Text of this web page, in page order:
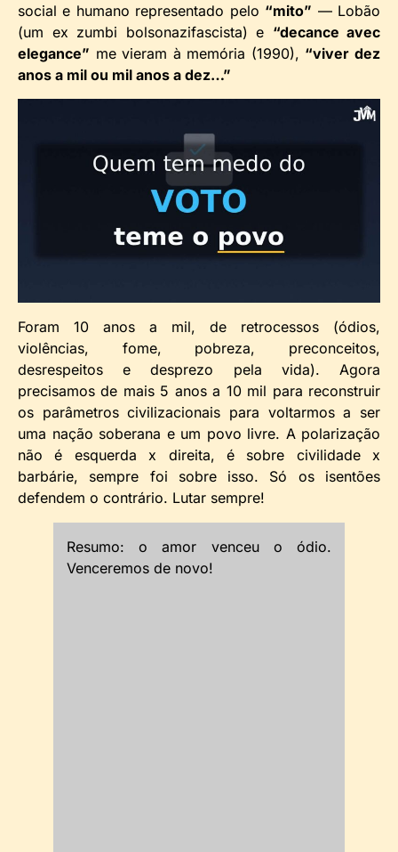
social e humano representado pelo “mito” — Lobão
(um ex zumbi bolsonazifascista) e “decance avec
elegance” me vieram à memória (1990), “viver dez
anos a mil ou mil anos a dez…”
Foram 10 anos a mil, de retrocessos (ódios,
violências, fome, pobreza, preconceitos,
desrespeitos e desprezo pela vida). Agora
precisamos de mais 5 anos a 10 mil para reconstruir
os parâmetros civilizacionais para voltarmos a ser
uma nação soberana e um povo livre. A polarização
não é esquerda x direita, é sobre civilidade x
barbárie, sempre foi sobre isso. Só os isentões
defendem o contrário. Lutar sempre!
Resumo: o amor venceu o ódio.
Venceremos de novo!